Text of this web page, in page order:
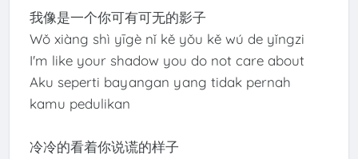
我像是一个你可有可无的影子
Wǒ xiàng shì yīgè nǐ kě yǒu kě wú de yǐngzi
I'm like your shadow you do not care about
Aku seperti bayangan yang tidak pernah
kamu pedulikan
冷冷的看着你说谎的样子